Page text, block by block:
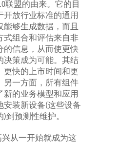
联盟的由来。它的目
开放行业标准的通用
够生成数据，而且
式组合和评估来自非
的信息，从而使更快
决策成为可能。其结
更快的上市时间和更
另一方面，所有组件
新的业务模型和应用
装新设备(这些设备
到预测性维护。
兴从一开始就成为这